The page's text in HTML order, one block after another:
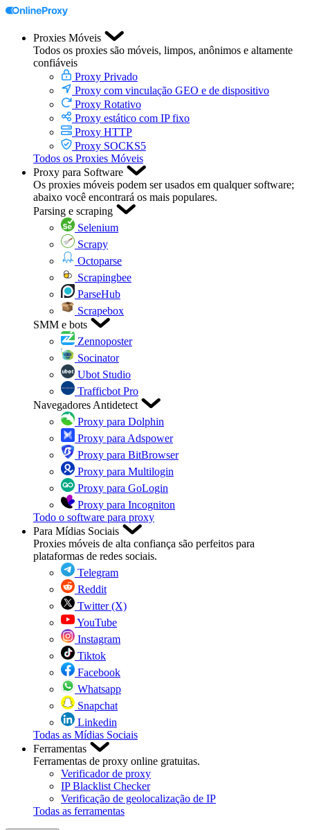
Proxies Móveis
Todos os proxies são móveis, limpos, anônimos e altamente
confiáveis
Proxy Privado
Proxy com vinculação GEO e de dispositivo
Proxy Rotativo
Proxy estático com IP fixo
Proxy HTTP
Proxy SOCKS5
Todos os Proxies Móveis
Proxy para Software
Os proxies móveis podem ser usados em qualquer software;
abaixo você encontrará os mais populares.
Parsing e scraping
Selenium
Scrapy
Octoparse
Scrapingbee
ParseHub
Scrapebox
SMM e bots
Zennoposter
Socinator
Ubot Studio
Trafficbot Pro
Navegadores Antidetect
Proxy para Dolphin
Proxy para Adspower
Proxy para BitBrowser
Proxy para Multilogin
Proxy para GoLogin
Proxy para Incogniton
Todo o software para proxy
Para Mídias Sociais
Proxies móveis de alta confiança são perfeitos para
plataformas de redes sociais.
Telegram
Reddit
Twitter (X)
YouTube
Instagram
Tiktok
Facebook
Whatsapp
Snapchat
Linkedin
Todas as Mídias Sociais
Ferramentas
Ferramentas de proxy online gratuitas.
Verificador de proxy
IP Blacklist Checker
Verificação de geolocalização de IP
Todas as ferramentas